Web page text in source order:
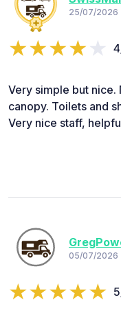
25/07/2026
Very simple but nice.
canopy. Toilets and
Very nice staff,
05/07/2026